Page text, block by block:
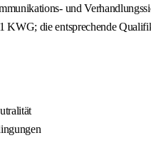
und
die entsprechende